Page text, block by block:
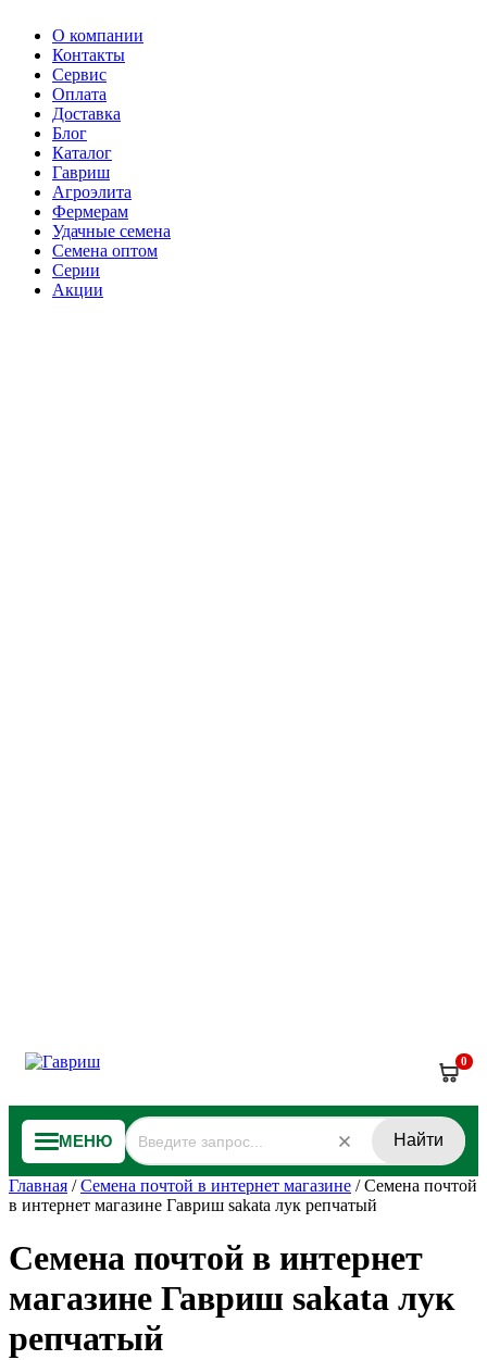
О компании
Контакты
Сервис
Оплата
Доставка
Блог
Каталог
Гавриш
Агроэлита
Фермерам
Удачные семена
Семена оптом
Серии
Акции
0
МЕНЮ Найти
Главная /Семена почтой в интернет магазине /Семена почтой
в интернет магазине Гавриш sakata лук репчатый
Семена почтой в интернет
магазине Гавриш sakata лук
репчатый